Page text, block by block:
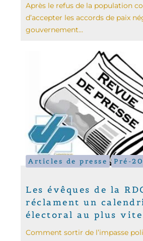
Après le refus de la population
d’accepter les accords de paix
gouvernement...
Articles de presse Pré-
Les évêques de la
réclament un
électoral au plus vite
Comment sortir de l’impasse